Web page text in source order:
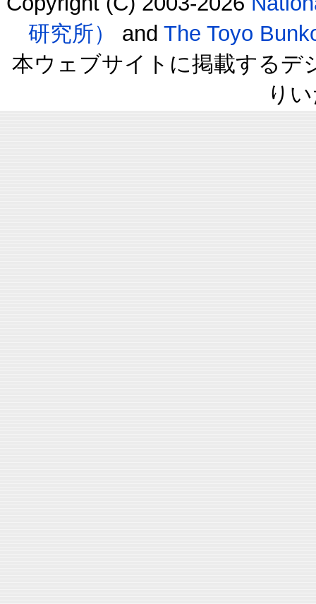
研究所）
and The Toyo
本ウェブサイトに掲載するデ
り